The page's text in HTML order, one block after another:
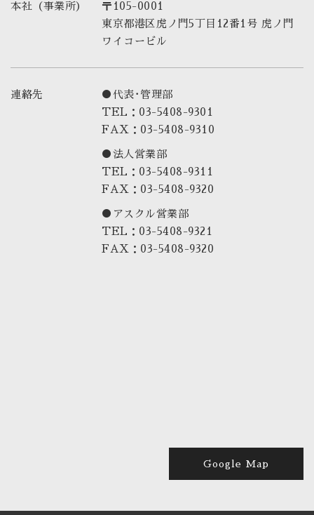
本社（事業所）
〒105-0001
東京都港区虎ノ門5丁目12番1号 虎ノ門
ワイコービル
連絡先
●代表･管理部
TEL：03-5408-9301
FAX：03-5408-9310
●法人営業部
TEL：03-5408-9311
FAX：03-5408-9320
●アスクル営業部
TEL：03-5408-9321
FAX：03-5408-9320
Google Map